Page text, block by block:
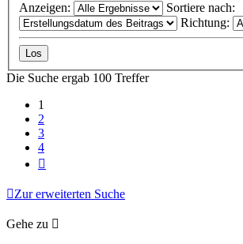
Anzeigen:
Sortiere nach:
Richtung:
Die Suche ergab 100 Treffer
1
2
3
4
Zur erweiterten Suche
Gehe zu